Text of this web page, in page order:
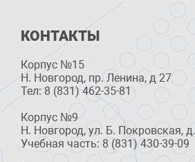
КОНТАКТЫ
Корпус №15
Н. Новгород, пр. Ленина, д 27
Тел: 8 (831) 462-35-81
Корпус №9
Н. Новгород, ул. Б. Покровская,
Учебная часть: 8 (831) 430-39-09